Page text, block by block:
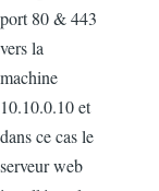
port 80 & 443
vers la
machine
10.10.0.10 et
dans ce cas le
serveur web